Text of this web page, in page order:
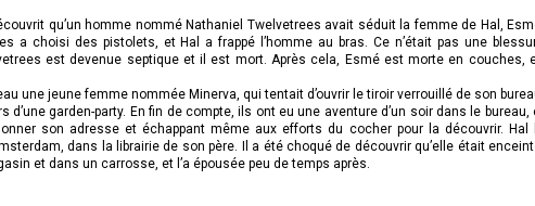
qu’un homme nommé Nathaniel Twelvetrees avait séduit la femme de Hal,
a choisi des pistolets, et Hal a frappé l’homme au bras. Ce n’était pas une
est devenue septique et il est mort. Après cela, Esmé est morte en couches,
une jeune femme nommée Minerva, qui tentait d’ouvrir le tiroir verrouillé de son
d’une garden-party. En fin de compte, ils ont eu une aventure d’un soir dans le bureau,
son adresse et échappant même aux efforts du cocher pour la découvrir. Hal
dans la librairie de son père. Il a été choqué de découvrir qu’elle était
et dans un carrosse, et l’a épousée peu de temps après.